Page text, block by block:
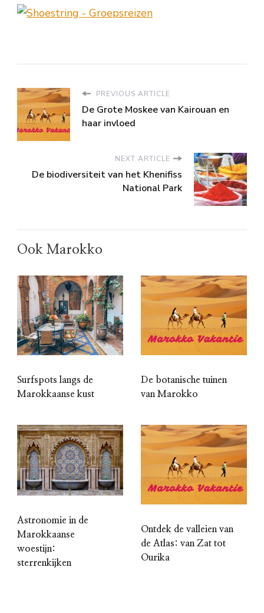
PREVIOUS ARTICLE
De Grote Moskee van Kairouan en
haar invloed
NEXT ARTICLE
De biodiversiteit van het Khenifiss
National Park
Ook Marokko
Surfspots langs de
Marokkaanse kust
De botanische tuinen
van Marokko
Astronomie in de
Marokkaanse
woestijn:
sterrenkijken
Ontdek de valleien van
de Atlas: van Zat tot
Ourika